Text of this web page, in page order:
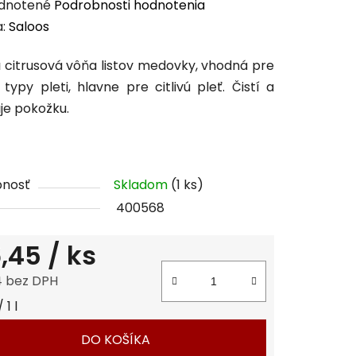
Podrobnosti hodnotenia
Saloos
citrusová vôňa listov medovky, vhodná pre
typy pleti, hlavne pre citlivú pleť. Čistí a
pokožku.
Skladom (1 ks)
400568
/ ks
DPH
cena:
1 l
DO KOŠÍKA